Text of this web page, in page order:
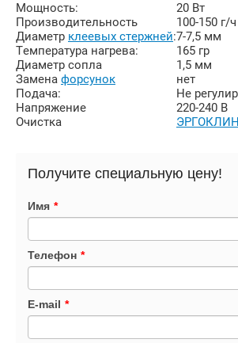
Мощность:
20 Вт
Производительность
100-150 г/ч
Диаметр клеевых стержней:7-7,5 мм
Температура нагрева:
165 гр
Диаметр сопла
1,5 мм
Замена форсунок
нет
Подача:
Не
Напряжение
220-240 В
Очистка
Получите специальную цену!
Имя *
Телефон *
E-mail *